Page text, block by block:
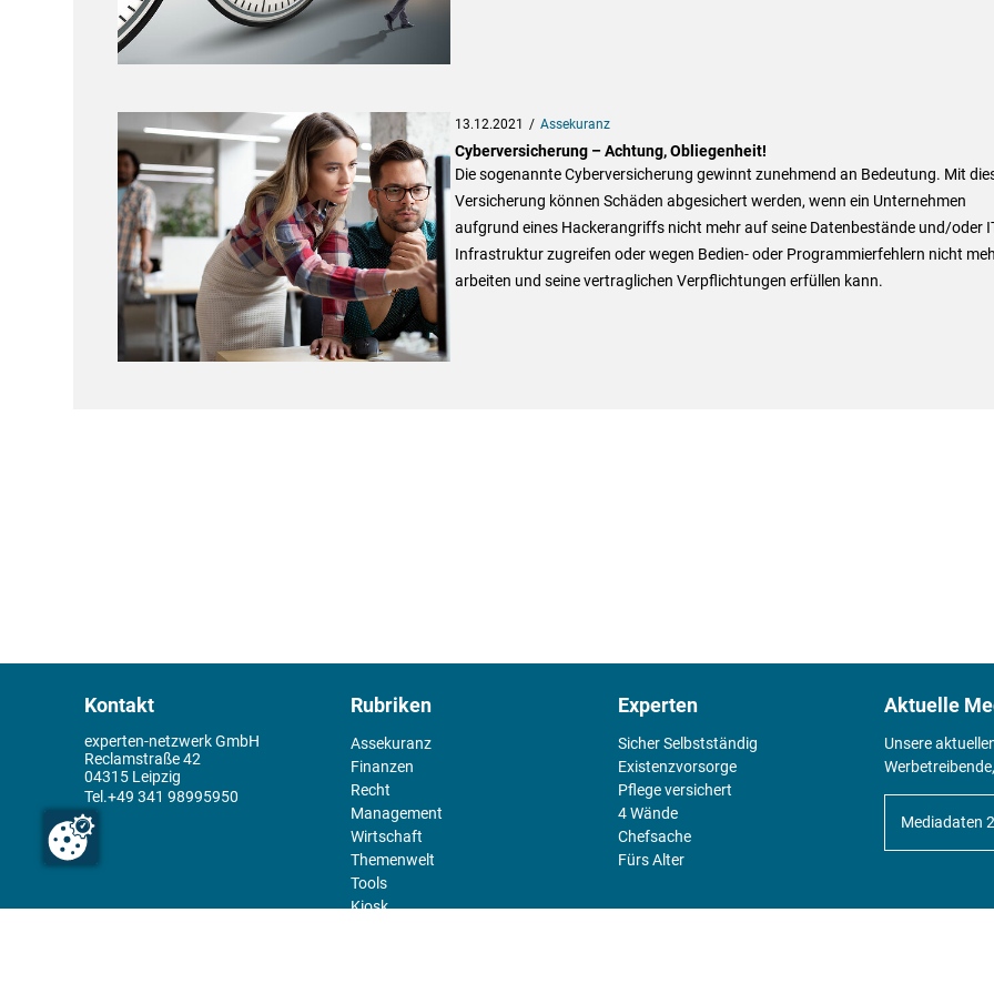
13.12.2021 Assekuranz
Cyberversicherung – Achtung, Obliegenheit!
Die sogenannte Cyberversicherung gewinnt zunehmend an Bedeutung. Mit
Versicherung können Schäden abgesichert werden, wenn ein Unternehmen
aufgrund eines Hackerangriffs nicht mehr auf seine Datenbestände und/oder
Infrastruktur zugreifen oder wegen Bedien- oder Programmierfehlern nicht
arbeiten und seine vertraglichen Verpflichtungen erfüllen kann.
Kontakt
experten-netzwerk GmbH
Reclamstraße 42
04315 Leipzig
+49 341 98995950
Rubriken
Assekuranz
Finanzen
Recht
Management
Wirtschaft
Themenwelt
Tools
Kiosk
Experten
Sicher Selbstständig
Existenz­vorsorge
Pflege versichert
4 Wände
Chefsache
Fürs Alter
Aktuelle
Unsere
Mediadaten